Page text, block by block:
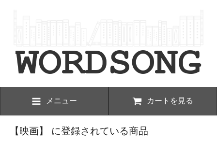
メニュー カートを見る
【映画】 に登録されている商品